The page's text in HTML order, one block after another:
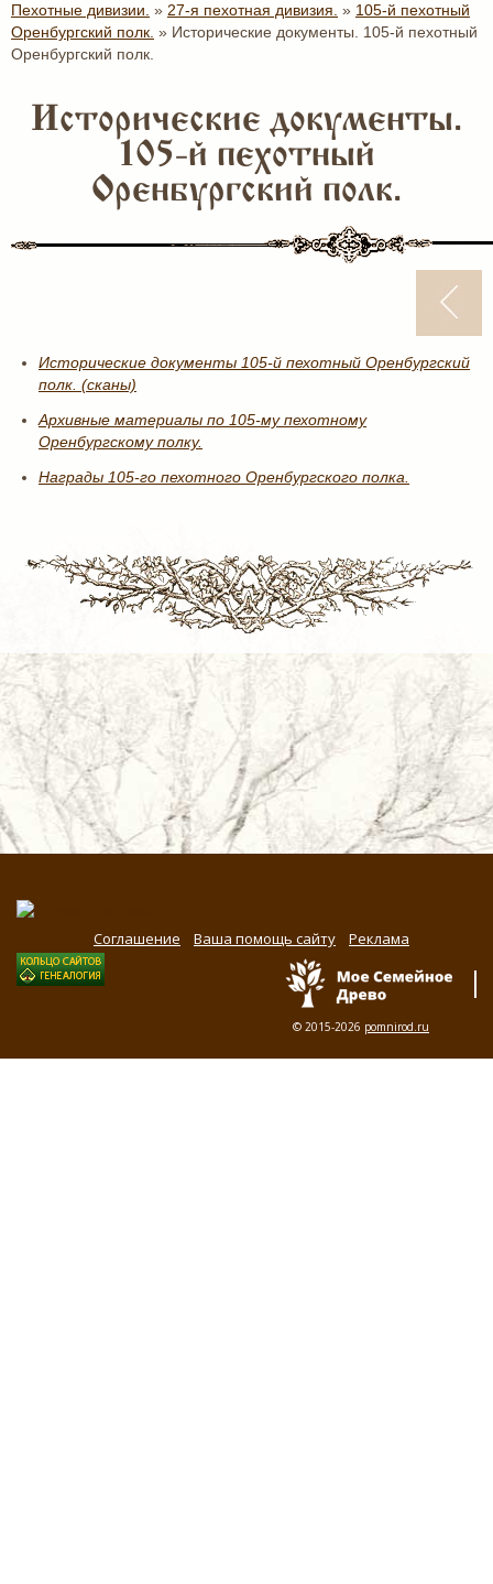
Пехотные дивизии. » 27-я пехотная дивизия. » 105-й пехотный
Оренбургский полк. » Исторические документы. 105-й пехотный
Оренбургский полк.
Исторические документы.
105-й пехотный
Оренбургский полк.
Исторические документы 105-й пехотный Оренбургский
полк. (сканы)
Архивные материалы по 105-му пехотному
Оренбургскому полку.
Награды 105-го пехотного Оренбургского полка.
Соглашение Ваша помощь сайту Реклама
© 2015-2026 pomnirod.ru